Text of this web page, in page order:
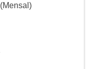
(Mensal)